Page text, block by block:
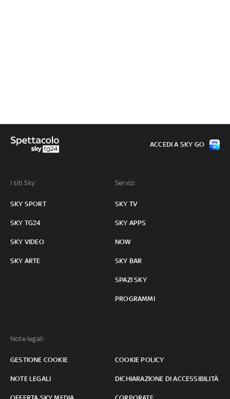
I siti Sky:
SKY SPORT
SKY TG24
SKY VIDEO
SKY ARTE
Servizi:
SKY TV
SKY APPS
NOW
SKY BAR
SPAZI SKY
PROGRAMMI
Note legali:
GESTIONE COOKIE COOKIE POLICY
NOTE LEGALI DICHIARAZIONE DI ACCESSIBILITÀ
ACCEDI A SKY GO